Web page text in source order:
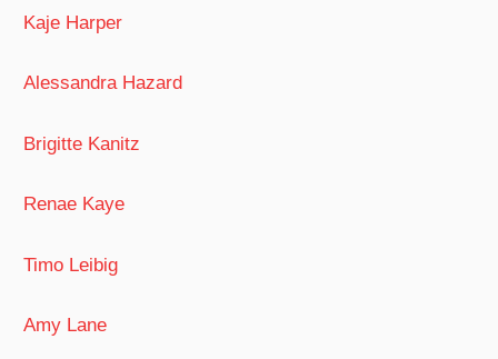
Kaje Harper
Alessandra Hazard
Brigitte Kanitz
Renae Kaye
Timo Leibig
Amy Lane